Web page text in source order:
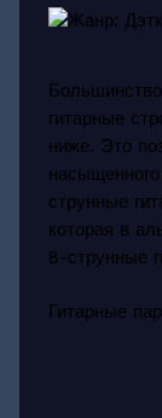
гитарные
ниже. Это
струнные
которая в
8-струнные
Гитарные